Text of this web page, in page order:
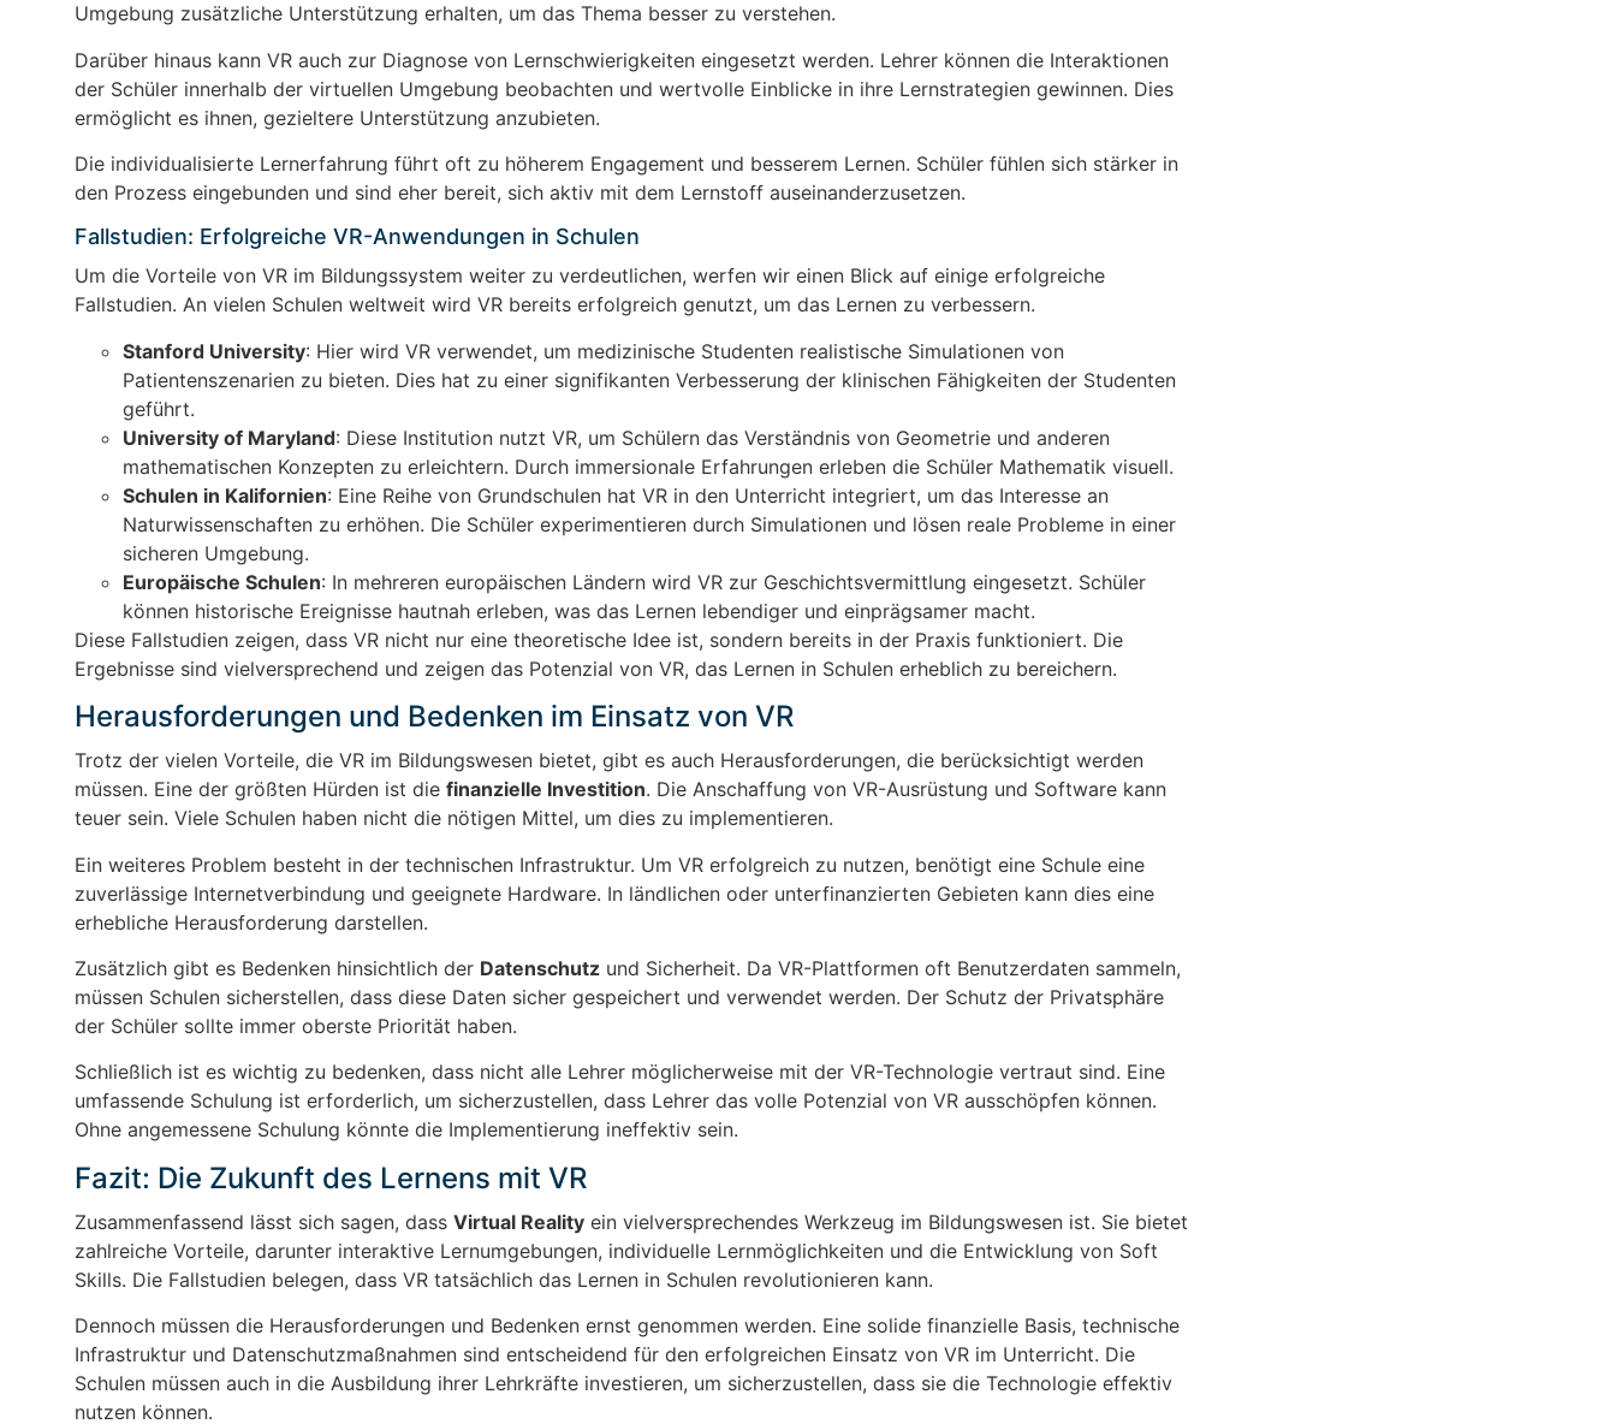
Umgebung zusätzliche Unterstützung erhalten, um das Thema besser zu verstehen.
Darüber hinaus kann VR auch zur Diagnose von Lernschwierigkeiten eingesetzt werden. Lehrer können die Interaktionen
der Schüler innerhalb der virtuellen Umgebung beobachten und wertvolle Einblicke in ihre Lernstrategien gewinnen. Dies
ermöglicht es ihnen, gezieltere Unterstützung anzubieten.
Die individualisierte Lernerfahrung führt oft zu höherem Engagement und besserem Lernen. Schüler fühlen sich stärker in
den Prozess eingebunden und sind eher bereit, sich aktiv mit dem Lernstoff auseinanderzusetzen.
Fallstudien: Erfolgreiche VR-Anwendungen in Schulen
Um die Vorteile von VR im Bildungssystem weiter zu verdeutlichen, werfen wir einen Blick auf einige erfolgreiche
Fallstudien. An vielen Schulen weltweit wird VR bereits erfolgreich genutzt, um das Lernen zu verbessern.
Stanford University: Hier wird VR verwendet, um medizinische Studenten realistische Simulationen von
Patientenszenarien zu bieten. Dies hat zu einer signifikanten Verbesserung der klinischen Fähigkeiten der Studenten
geführt.
University of Maryland: Diese Institution nutzt VR, um Schülern das Verständnis von Geometrie und anderen
mathematischen Konzepten zu erleichtern. Durch immersionale Erfahrungen erleben die Schüler Mathematik visuell.
Schulen in Kalifornien: Eine Reihe von Grundschulen hat VR in den Unterricht integriert, um das Interesse an
Naturwissenschaften zu erhöhen. Die Schüler experimentieren durch Simulationen und lösen reale Probleme in einer
sicheren Umgebung.
Europäische Schulen: In mehreren europäischen Ländern wird VR zur Geschichtsvermittlung eingesetzt. Schüler
können historische Ereignisse hautnah erleben, was das Lernen lebendiger und einprägsamer macht.
Diese Fallstudien zeigen, dass VR nicht nur eine theoretische Idee ist, sondern bereits in der Praxis funktioniert. Die
Ergebnisse sind vielversprechend und zeigen das Potenzial von VR, das Lernen in Schulen erheblich zu bereichern.
Herausforderungen und Bedenken im Einsatz von VR
Trotz der vielen Vorteile, die VR im Bildungswesen bietet, gibt es auch Herausforderungen, die berücksichtigt werden
müssen. Eine der größten Hürden ist die finanzielle Investition. Die Anschaffung von VR-Ausrüstung und Software kann
teuer sein. Viele Schulen haben nicht die nötigen Mittel, um dies zu implementieren.
Ein weiteres Problem besteht in der technischen Infrastruktur. Um VR erfolgreich zu nutzen, benötigt eine Schule eine
zuverlässige Internetverbindung und geeignete Hardware. In ländlichen oder unterfinanzierten Gebieten kann dies eine
erhebliche Herausforderung darstellen.
Zusätzlich gibt es Bedenken hinsichtlich der Datenschutz und Sicherheit. Da VR-Plattformen oft Benutzerdaten sammeln,
müssen Schulen sicherstellen, dass diese Daten sicher gespeichert und verwendet werden. Der Schutz der Privatsphäre
der Schüler sollte immer oberste Priorität haben.
Schließlich ist es wichtig zu bedenken, dass nicht alle Lehrer möglicherweise mit der VR-Technologie vertraut sind. Eine
umfassende Schulung ist erforderlich, um sicherzustellen, dass Lehrer das volle Potenzial von VR ausschöpfen können.
Ohne angemessene Schulung könnte die Implementierung ineffektiv sein.
Fazit: Die Zukunft des Lernens mit VR
Zusammenfassend lässt sich sagen, dass Virtual Reality ein vielversprechendes Werkzeug im Bildungswesen ist. Sie bietet
zahlreiche Vorteile, darunter interaktive Lernumgebungen, individuelle Lernmöglichkeiten und die Entwicklung von Soft
Skills. Die Fallstudien belegen, dass VR tatsächlich das Lernen in Schulen revolutionieren kann.
Dennoch müssen die Herausforderungen und Bedenken ernst genommen werden. Eine solide finanzielle Basis, technische
Infrastruktur und Datenschutzmaßnahmen sind entscheidend für den erfolgreichen Einsatz von VR im Unterricht. Die
Schulen müssen auch in die Ausbildung ihrer Lehrkräfte investieren, um sicherzustellen, dass sie die Technologie effektiv
nutzen können.